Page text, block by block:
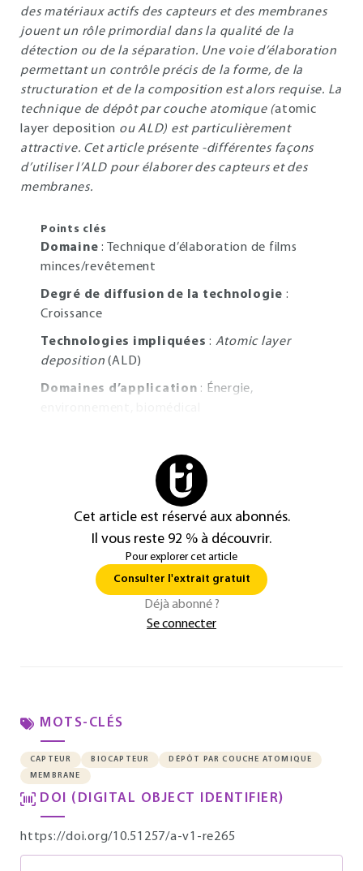
des matériaux actifs des capteurs et des membranes
jouent un rôle primordial dans la qualité de la
détection ou de la séparation. Une voie d’élaboration
permettant un contrôle précis de la forme, de la
structuration et de la composition est alors requise. La
technique de dépôt par couche atomique (atomic
layer deposition ou ALD) est particulièrement
attractive. Cet article présente -différentes façons
d’utiliser l’ALD pour élaborer des capteurs et des
membranes.
Points clés
Domaine : Technique d’élaboration de films
minces/revêtement
Degré de diffusion de la technologie :
Croissance
Technologies impliquées : Atomic layer
deposition (ALD)
Domaines d’application : Énergie,
Cet article est réservé aux abonnés.
Il vous reste 92 % à découvrir.
Pour explorer cet article
Consulter l'extrait gratuit
Déjà abonné ?
Se connecter
MOTS-CLÉS
CAPTEUR BIOCAPTEUR
DÉPÔT PAR COUCHE ATOMIQUE
MEMBRANE
DOI (DIGITAL OBJECT IDENTIFIER)
https://doi.org/10.51257/a-v1-re265